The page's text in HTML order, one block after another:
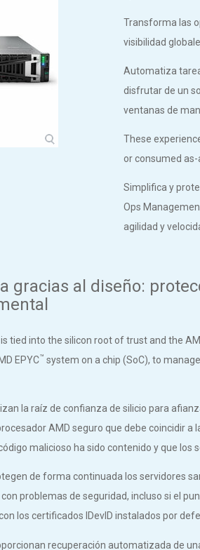
Transforma las
visibilidad
Automatiza
disfrutar de un
ventanas de
These
or consumed
Simplifica y
Ops
agilidad y
gracias al diseño:
tied into the silicon root of trust and the
EPYC™ system on a chip (SoC), to
la raíz de confianza de silicio para
AMD seguro que debe coincidir a
malicioso ha sido contenido y que los
de forma continuada los servidores
problemas de seguridad, incluso si el
los certificados IDevID instalados por
recuperación automatizada de